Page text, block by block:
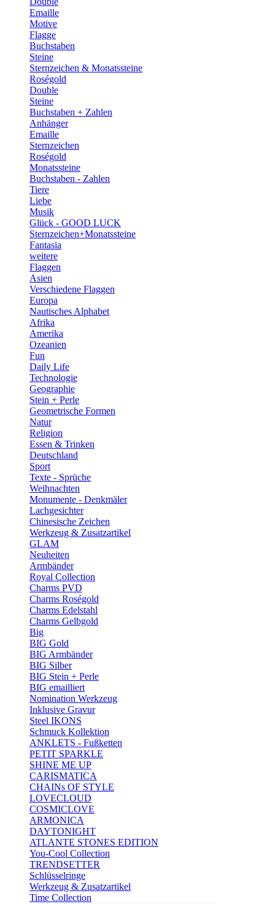
Emaille
Motive
Flagge
Buchstaben
Steine
Sternzeichen & Monatssteine
Roségold
Double
Steine
Buchstaben + Zahlen
Anhänger
Emaille
Sternzeichen
Roségold
Monatssteine
Buchstaben - Zahlen
Tiere
Liebe
Musik
Glück - GOOD LUCK
Sternzeichen+Monatssteine
Fantasia
weitere
Flaggen
Asien
Verschiedene Flaggen
Europa
Nautisches Alphabet
Afrika
Amerika
Ozeanien
Fun
Daily Life
Technologie
Geographie
Stein + Perle
Geometrische Formen
Natur
Religion
Essen & Trinken
Deutschland
Sport
Texte - Sprüche
Weihnachten
Monumente - Denkmäler
Lachgesichter
Chinesische Zeichen
Werkzeug & Zusatzartikel
GLAM
Neuheiten
Armbänder
Royal Collection
Charms PVD
Charms Roségold
Charms Edelstahl
Charms Gelbgold
Big
BIG Gold
BIG Armbänder
BIG Silber
BIG Stein + Perle
BIG emailliert
Nomination Werkzeug
Inklusive Gravur
Steel IKONS
Schmuck Kollektion
ANKLETS - Fußketten
PETIT SPARKLE
SHINE ME UP
CARISMATICA
CHAINs OF STYLE
LOVECLOUD
COSMICLOVE
ARMONICA
DAYTONIGHT
ATLANTE STONES EDITION
You-Cool Collection
TRENDSETTER
Schlüsselringe
Werkzeug & Zusatzartikel
Time Collection